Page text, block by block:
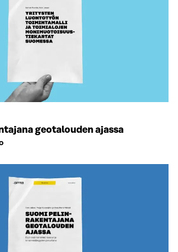
geotalouden ajassa